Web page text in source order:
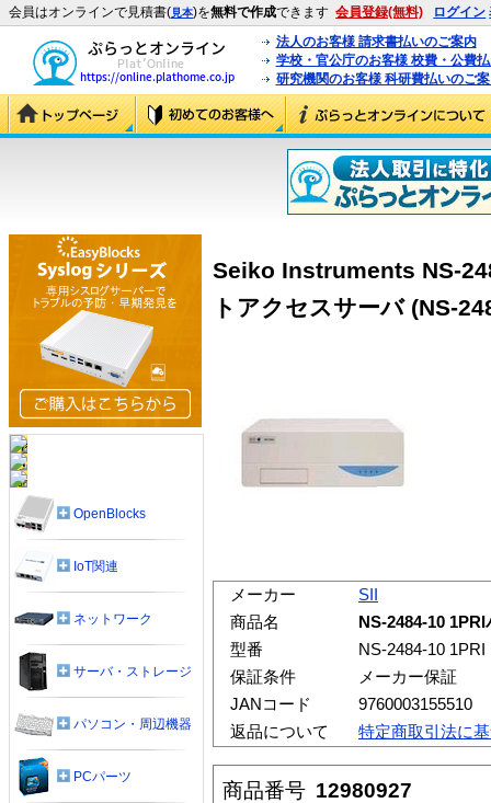
会員はオンラインで見積書(見本)を無料で作成できます 会員登録(無料) ログイン
法人のお客様 請求書払いのご案内
学校・官公庁のお客様 校費・公費
研究機関のお客様 科研費払いのご
Seiko Instruments NS-
トアクセスサーバ (NS-
メーカー
SII
商品名
NS-2484-10
型番
NS-2484-10 1PRI
保証条件
メーカー保証
JANコード
9760003155510
返品について
特定商取引法に
商品番号 12980927
OpenBlocks
IoT関連
ネットワーク
サーバ・ストレージ
パソコン・周辺機器
PCパーツ